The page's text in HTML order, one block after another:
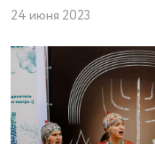
24 июня 2023